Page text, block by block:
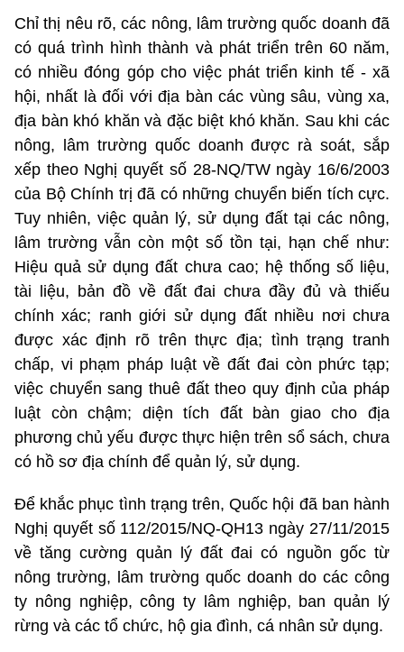
Chỉ thị nêu rõ, các nông, lâm trường quốc doanh đã
có quá trình hình thành và phát triển trên 60 năm,
có nhiều đóng góp cho việc phát triển kinh tế - xã
hội, nhất là đối với địa bàn các vùng sâu, vùng xa,
địa bàn khó khăn và đặc biệt khó khăn. Sau khi các
nông, lâm trường quốc doanh được rà soát, sắp
xếp theo Nghị quyết số 28-NQ/TW ngày 16/6/2003
của Bộ Chính trị đã có những chuyển biến tích cực.
Tuy nhiên, việc quản lý, sử dụng đất tại các nông,
lâm trường vẫn còn một số tồn tại, hạn chế như:
Hiệu quả sử dụng đất chưa cao; hệ thống số liệu,
tài liệu, bản đồ về đất đai chưa đầy đủ và thiếu
chính xác; ranh giới sử dụng đất nhiều nơi chưa
được xác định rõ trên thực địa; tình trạng tranh
chấp, vi phạm pháp luật về đất đai còn phức tạp;
việc chuyển sang thuê đất theo quy định của pháp
luật còn chậm; diện tích đất bàn giao cho địa
phương chủ yếu được thực hiện trên sổ sách, chưa
có hồ sơ địa chính để quản lý, sử dụng.
Để khắc phục tình trạng trên, Quốc hội đã ban hành
Nghị quyết số 112/2015/NQ-QH13 ngày 27/11/2015
về tăng cường quản lý đất đai có nguồn gốc từ
nông trường, lâm trường quốc doanh do các công
ty nông nghiệp, công ty lâm nghiệp, ban quản lý
rừng và các tổ chức, hộ gia đình, cá nhân sử dụng.